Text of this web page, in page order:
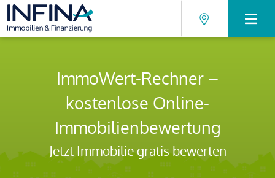
ImmoWert-Rechner –
kostenlose Online-
Immobilienbewertung
Jetzt Immobilie gratis bewerten